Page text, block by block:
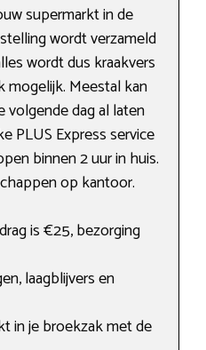
supermarkt in de
wordt verzameld
wordt dus kraakvers
mogelijk. Meestal kan
dag al laten
PLUS Express service
binnen 2 uur in huis.
op kantoor.
is €25, bezorging
laagblijvers en
in je broekzak met de